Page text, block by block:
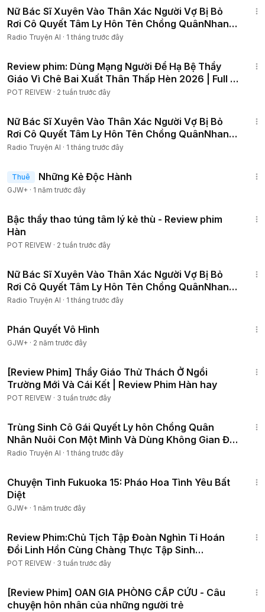
Nữ Bác Sĩ Xuyên Vào Thân Xác Người Vợ Bị Bỏ
Rơi Cô Quyết Tâm Ly Hôn Tên Chồng QuânNhan
Để LàmGiàu P1
Radio Truyện AI · 1 tháng trước đây
Review phim: Dùng Mạng Người Để Hạ Bệ Thầy
Giáo Vì Chê Bai Xuất Thân Thấp Hèn 2026 | Full 6
Tập
POT REIVEW · 2 tuần trước đây
Nữ Bác Sĩ Xuyên Vào Thân Xác Người Vợ Bị Bỏ
Rơi Cô Quyết Tâm Ly Hôn Tên Chồng QuânNhan
Để LàmGiàu P2
Radio Truyện AI · 1 tháng trước đây
Thuê Những Kẻ Độc Hành
GJW+ · 1 năm trước đây
Bậc thầy thao túng tâm lý kẻ thù - Review phim
Hàn
POT REIVEW · 2 tuần trước đây
Nữ Bác Sĩ Xuyên Vào Thân Xác Người Vợ Bị Bỏ
Rơi Cô Quyết Tâm Ly Hôn Tên Chồng QuânNhan
Để LàmGiàu P3
Radio Truyện AI · 1 tháng trước đây
Phán Quyết Vô Hình
GJW+ · 2 năm trước đây
[Review Phim] Thầy Giáo Thử Thách Ở Ngồi
Trường Mới Và Cái Kết | Review Phim Hàn hay
POT REIVEW · 3 tuần trước đây
Trùng Sinh Cô Gái Quyết Ly hôn Chồng Quân
Nhân Nuôi Con Một Mình Và Dùng Không Gian Để
Làm Giàu #1
Radio Truyện AI · 1 tháng trước đây
Chuyện Tình Fukuoka 15: Pháo Hoa Tình Yêu Bất
Diệt
GJW+ · 1 năm trước đây
Review Phim:Chủ Tịch Tập Đoàn Nghìn Tỉ Hoán
Đổi Linh Hồn Cùng Chàng Thực Tập Sinh
Quèn2026|Full12tập
POT REIVEW · 3 tuần trước đây
[Review Phim] OAN GIA PHÒNG CẤP CỨU - Câu
chuyện hôn nhân của những người trẻ